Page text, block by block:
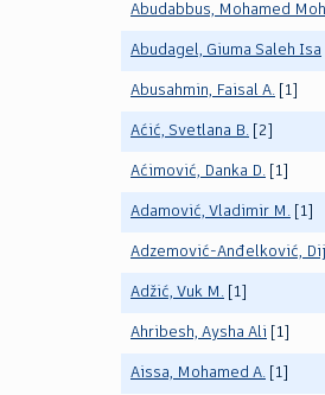
Abudabbus, Mohamed
Abudagel, Giuma Saleh Isa
Abusahmin, Faisal A. [1]
Aćić, Svetlana B. [2]
Aćimović, Danka D. [1]
Adamović, Vladimir M. [1]
Adzemović-Anđelković,
Adžić, Vuk M. [1]
Ahribesh, Aysha Ali [1]
Aissa, Mohamed A. [1]